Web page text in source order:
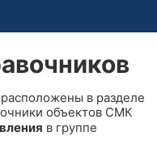
в разделе
объектов СМК
в группе